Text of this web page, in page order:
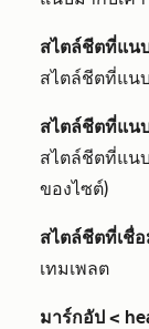
สไตล์ชีตที่แน
สไตล์ชีตที่แน
สไตล์ชีตที่แน
สไตล์ชีตที่แน
ของไซต์)
สไตล์ชีตที่เชื่
เทมเพลต
มาร์กอัป <